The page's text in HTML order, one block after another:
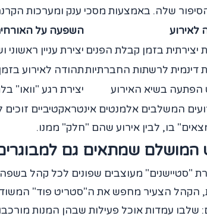
שלה. באמצעות מסכי ענק ומערכות
לאירוע
השפעה על
יצירתית בזמן קבלת הפנים יצירת עניין
דינמית לרשתות החברתיותתהודה לאירוע
בשיא האירוע
יצירת רגע "וואו"
בו, לבין אירוע שהם "חלק" ממנו.
המושלם שמתאים גם
"סטיישנים" מעוצבים שפונים לכל קהל
הקהל הצעיר מחפש את ה"סטריט פוד"
עמדות אוכל פעילות שבהן המנות מורכבות